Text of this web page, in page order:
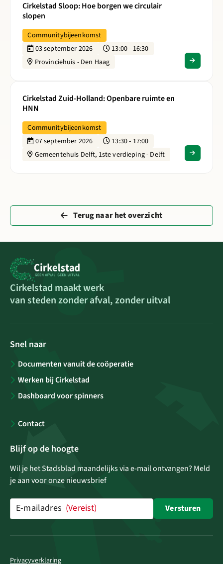
Cirkelstad Sloop: Hoe borgen we circulair
slopen
Communitybijeenkomst
03 september 2026
13:00 - 16:30
Provinciehuis - Den Haag
Cirkelstad Zuid-Holland: Openbare ruimte en
HNN
Communitybijeenkomst
07 september 2026
13:30 - 17:00
Gemeentehuis Delft, 1ste verdieping - Delft
Terug naar het overzicht
Cirkelstad maakt werk
van steden zonder afval, zonder uitval
Snel naar
Documenten vanuit de coöperatie
Werken bij Cirkelstad
Dashboard voor spinners
Contact
Blijf op de hoogte
Wil je het Stadsblad maandelijks via e-mail ontvangen? Meld
je aan voor onze nieuwsbrief
E-mailadres (Vereist) Versturen
Privacyverklaring